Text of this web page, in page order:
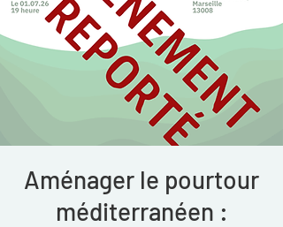
Aménager le pourtour
méditerranéen :